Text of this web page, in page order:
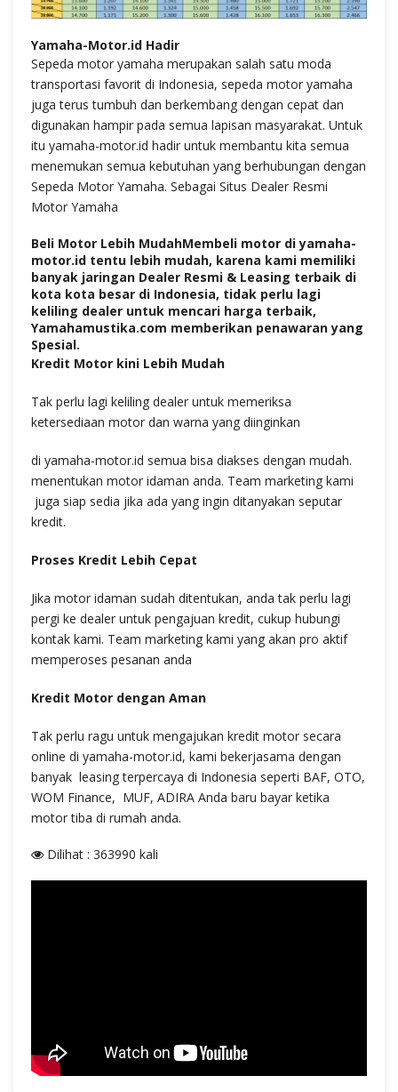
Yamaha-Motor.id Hadir
Sepeda motor yamaha merupakan salah satu moda
transportasi favorit di Indonesia, sepeda motor yamaha
juga terus tumbuh dan berkembang dengan cepat dan
digunakan hampir pada semua lapisan masyarakat. Untuk
itu yamaha-motor.id hadir untuk membantu kita semua
menemukan semua kebutuhan yang berhubungan dengan
Sepeda Motor Yamaha. Sebagai Situs Dealer Resmi
Motor Yamaha
Beli Motor Lebih MudahMembeli motor di yamaha-
motor.id tentu lebih mudah, karena kami memiliki
banyak jaringan Dealer Resmi & Leasing terbaik di
kota kota besar di Indonesia, tidak perlu lagi
keliling dealer untuk mencari harga terbaik,
Yamahamustika.com memberikan penawaran yang
Spesial.
Kredit Motor kini Lebih Mudah
Tak perlu lagi keliling dealer untuk memeriksa
ketersediaan motor dan warna yang diinginkan
di yamaha-motor.id semua bisa diakses dengan mudah.
menentukan motor idaman anda. Team marketing kami
juga siap sedia jika ada yang ingin ditanyakan seputar
kredit.
Proses Kredit Lebih Cepat
Jika motor idaman sudah ditentukan, anda tak perlu lagi
pergi ke dealer untuk pengajuan kredit, cukup hubungi
kontak kami. Team marketing kami yang akan pro aktif
memperoses pesanan anda
Kredit Motor dengan Aman
Tak perlu ragu untuk mengajukan kredit motor secara
online di yamaha-motor.id, kami bekerjasama dengan
banyak leasing terpercaya di Indonesia seperti BAF, OTO,
WOM Finance, MUF, ADIRA Anda baru bayar ketika
motor tiba di rumah anda.
Dilihat : 363990 kali